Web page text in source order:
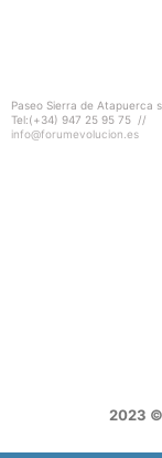
Paseo Sierra de Atapuerca
Tel:(+34) 947 25 95 75 //
info@forumevolucion.es
2023